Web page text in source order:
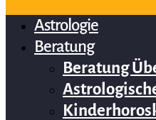
Astrologie
Beratung
Beratung